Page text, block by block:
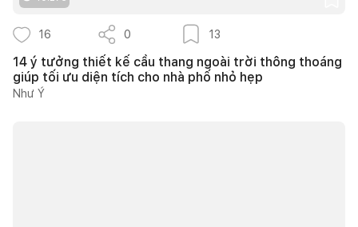
16 0 13
14 ý tưởng thiết kế cầu thang ngoài trời thông thoáng
giúp tối ưu diện tích cho nhà phố nhỏ hẹp
Như Ý